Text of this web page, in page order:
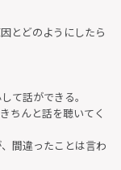
とどのようにしたら
て話ができる。
ちんと話を聴いてく
間違ったことは言わ